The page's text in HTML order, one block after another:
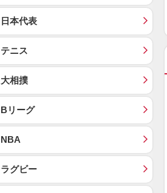
日本代表
テニス
大相撲
Bリーグ
NBA
ラグビー